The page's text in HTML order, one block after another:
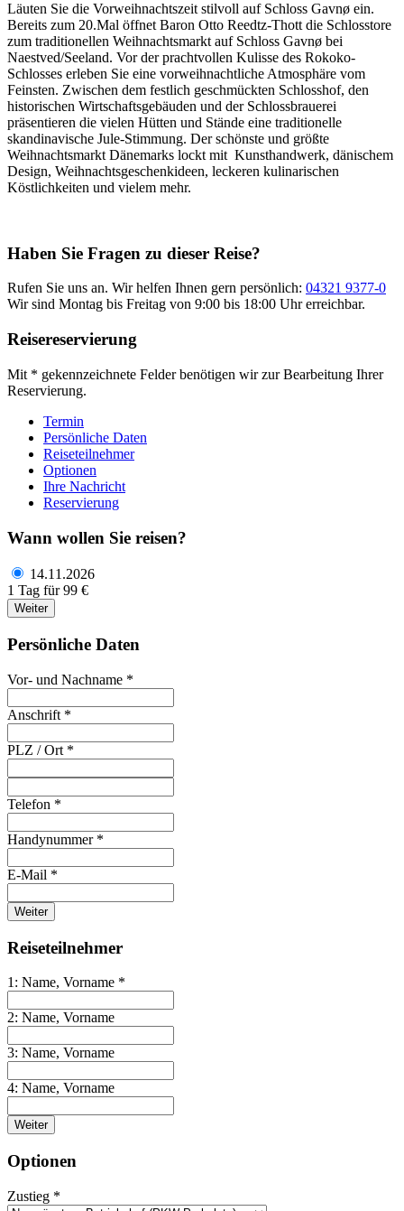
Läuten Sie die Vorweihnachtszeit stilvoll auf Schloss Gavnø ein.
Bereits zum 20.Mal öffnet Baron Otto Reedtz-Thott die Schlosstore
zum traditionellen Weihnachtsmarkt auf Schloss Gavnø bei
Naestved/Seeland. Vor der prachtvollen Kulisse des Rokoko-
Schlosses erleben Sie eine vorweihnachtliche Atmosphäre vom
Feinsten. Zwischen dem festlich geschmückten Schlosshof, den
historischen Wirtschaftsgebäuden und der Schlossbrauerei
präsentieren die vielen Hütten und Stände eine traditionelle
skandinavische Jule-Stimmung. Der schönste und größte
Weihnachtsmarkt Dänemarks lockt mit Kunsthandwerk, dänischem
Design, Weihnachtsgeschenkideen, leckeren kulinarischen
Köstlichkeiten und vielem mehr.
Haben Sie Fragen zu dieser Reise?
Rufen Sie uns an. Wir helfen Ihnen gern persönlich: 04321 9377-0
Wir sind Montag bis Freitag von 9:00 bis 18:00 Uhr erreichbar.
Reisereservierung
Mit * gekennzeichnete Felder benötigen wir zur Bearbeitung Ihrer
Reservierung.
Termin
Persönliche Daten
Reiseteilnehmer
Optionen
Ihre Nachricht
Reservierung
Wann wollen Sie reisen?
14.11.2026
1 Tag für 99 €
Weiter
Persönliche Daten
Vor- und Nachname *
Anschrift *
PLZ / Ort *
Telefon *
Handynummer *
E-Mail *
Weiter
Reiseteilnehmer
1: Name, Vorname *
2: Name, Vorname
3: Name, Vorname
4: Name, Vorname
Weiter
Optionen
Zustieg *